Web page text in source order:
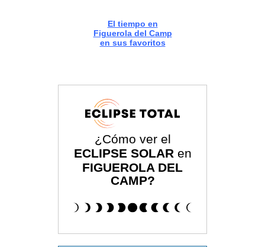
El tiempo en
Figuerola del Camp
en sus favoritos
¿Cómo ver el
ECLIPSE SOLAR en
FIGUEROLA DEL
CAMP?